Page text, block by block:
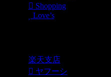
Shopping
Love’s
楽天支店
ヤフーシ